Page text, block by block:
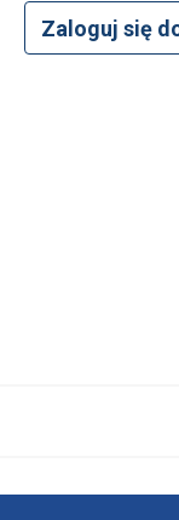
Zaloguj się